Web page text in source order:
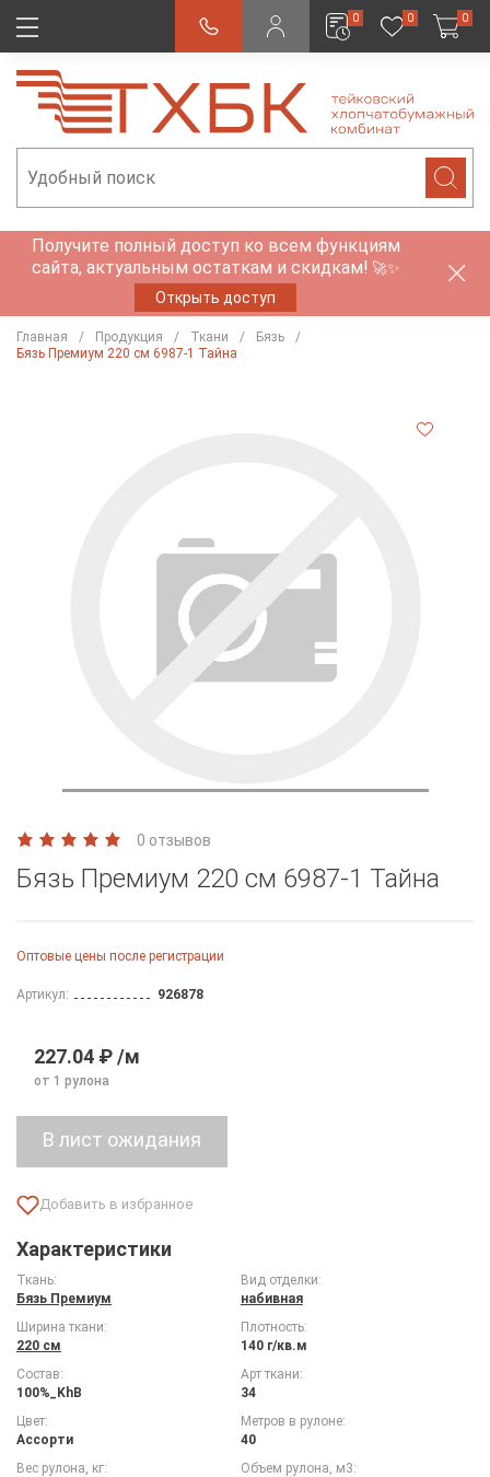
0 0 0
Получите полный доступ ко всем функциям
сайта, актуальным остаткам и скидкам! 🚀✨
Открыть доступ
Главная Продукция Ткани
Бязь
Бязь Премиум 220 см 6987-1 Тайна
0 отзывов
Бязь Премиум 220 см 6987-1 Тайна
Оптовые цены после регистрации
Артикул: 926878
227.04 ₽ /м
от 1 рулона
Характеристики
Ткань:
Бязь Премиум
Вид отделки:
набивная
Ширина ткани:
220 см
Плотность:
140 г/кв.м
Состав:
100%_KhB
Арт ткани:
34
Цвет:
Ассорти
Метров в рулоне:
40
Вес рулона, кг:
Объем рулона, м3: